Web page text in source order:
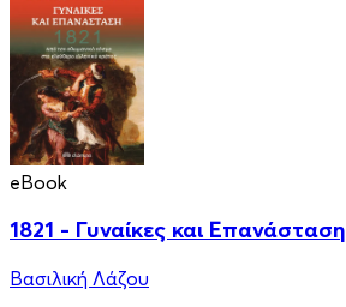
eBook
1821 - Γυναίκες και Επανάσταση
Βασιλική Λάζου